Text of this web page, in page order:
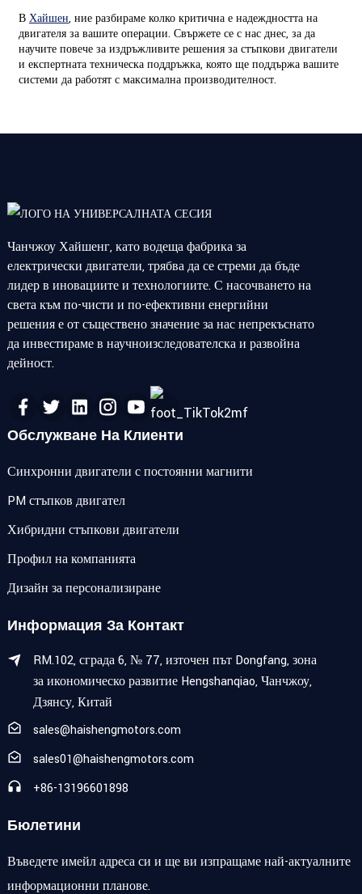
В Хайшен, ние разбираме колко критична е надеждността на
двигателя за вашите операции. Свържете се с нас днес, за да
научите повече за издръжливите решения за стъпкови двигатели
и експертната техническа поддръжка, която ще поддържа вашите
системи да работят с максимална производителност.
Чанчжоу Хайшенг, като водеща фабрика за
електрически двигатели, трябва да се стреми да бъде
лидер в иновациите и технологиите. С насочването на
света към по-чисти и по-ефективни енергийни
решения е от съществено значение за нас непрекъснато
да инвестираме в научноизследователска и развойна
дейност.
Обслужване На Клиенти
Синхронни двигатели с постоянни магнити
PM стъпков двигател
Хибридни стъпкови двигатели
Профил на компанията
Дизайн за персонализиране
Информация За Контакт
RM.102, сграда 6, № 77, източен път Dongfang, зона
за икономическо развитие Hengshanqiao, Чанчжоу,
Дзянсу, Китай
sales@haishengmotors.com
sales01@haishengmotors.com
+86-13196601898
Бюлетини
Въведете имейл адреса си и ще ви изпращаме най-актуалните
информационни планове.